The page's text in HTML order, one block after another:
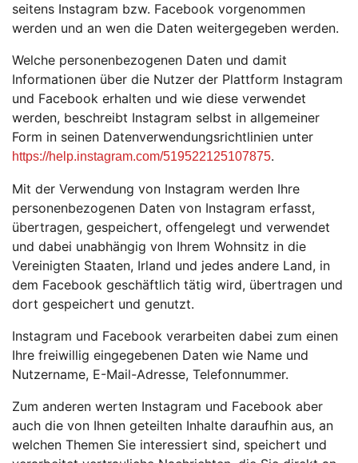
seitens Instagram bzw. Facebook vorgenommen
werden und an wen die Daten weitergegeben werden.
Welche personenbezogenen Daten und damit
Informationen über die Nutzer der Plattform Instagram
und Facebook erhalten und wie diese verwendet
werden, beschreibt Instagram selbst in allgemeiner
Form in seinen Datenverwendungsrichtlinien unter
https://help.instagram.com/519522125107875.
Mit der Verwendung von Instagram werden Ihre
personenbezogenen Daten von Instagram erfasst,
übertragen, gespeichert, offengelegt und verwendet
und dabei unabhängig von Ihrem Wohnsitz in die
Vereinigten Staaten, Irland und jedes andere Land, in
dem Facebook geschäftlich tätig wird, übertragen und
dort gespeichert und genutzt.
Instagram und Facebook verarbeiten dabei zum einen
Ihre freiwillig eingegebenen Daten wie Name und
Nutzername, E-Mail-Adresse, Telefonnummer.
Zum anderen werten Instagram und Facebook aber
auch die von Ihnen geteilten Inhalte daraufhin aus, an
welchen Themen Sie interessiert sind, speichert und